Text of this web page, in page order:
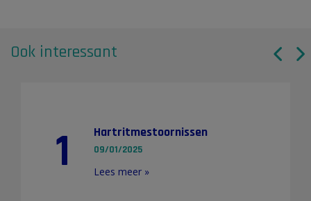
Ook interessant
1 Hartritmestoornissen
09/01/2025
Lees meer »